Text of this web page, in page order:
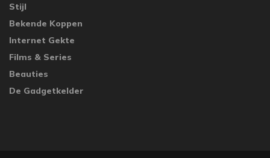
Stijl
Bekende Koppen
Internet Gekte
Films & Series
Beauties
De Gadgetkelder